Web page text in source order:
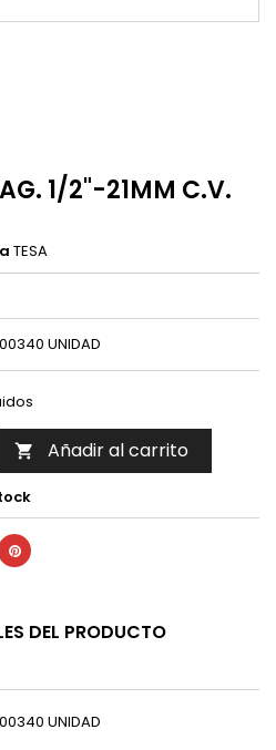
1/2"-21MM C.V.
TESA
UNIDAD
 Añadir al carrito
DEL PRODUCTO
UNIDAD